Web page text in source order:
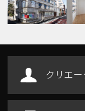
クリエ